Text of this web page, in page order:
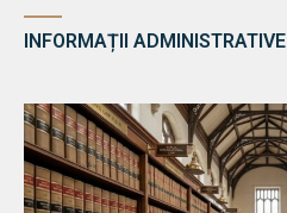
INFORMAȚII ADMINISTRATIVE